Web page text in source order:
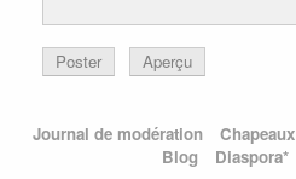
Poster Aperçu
Journal de modération Chapeaux
Blog
Diaspora*